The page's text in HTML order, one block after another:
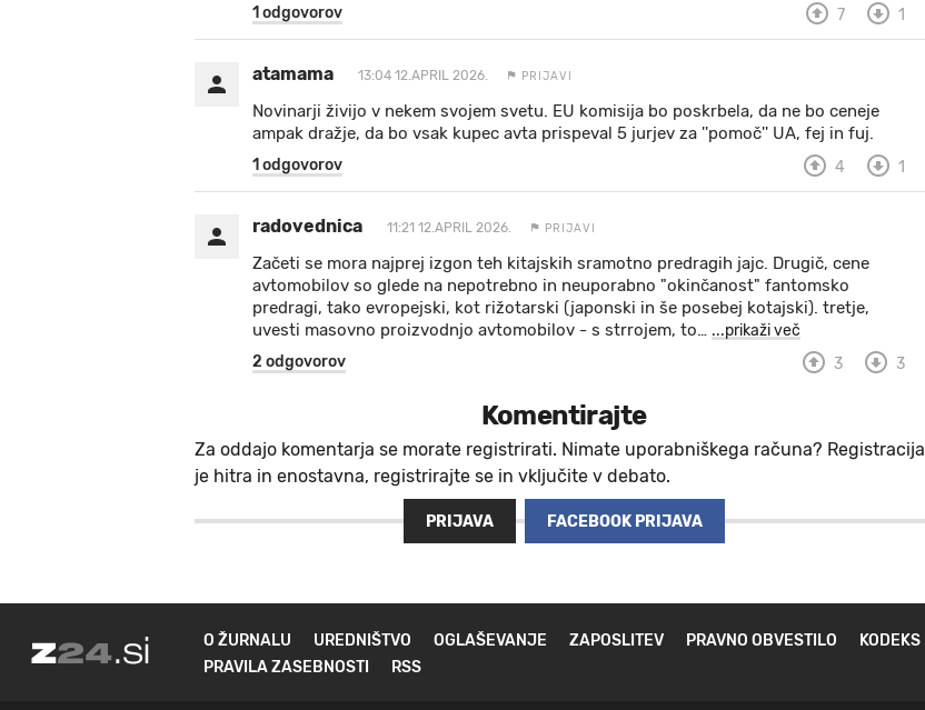
1 odgovorov 7 1
atamama 13:04 12.APRIL 2026. PRIJAVI
Novinarji živijo v nekem svojem svetu. EU komisija bo poskrbela, da ne bo ceneje
ampak dražje, da bo vsak kupec avta prispeval 5 jurjev za ''pomoč'' UA, fej in fuj.
1 odgovorov 4 1
radovednica 11:21 12.APRIL 2026. PRIJAVI
Začeti se mora najprej izgon teh kitajskih sramotno predragih jajc. Drugič, cene
avtomobilov so glede na nepotrebno in neuporabno "okinčanost" fantomsko
predragi, tako evropejski, kot rižotarski (japonski in še posebej kotajski). tretje,
uvesti masovno proizvodnjo avtomobilov - s strrojem, to… ...prikaži več
2 odgovorov
3 3
Komentirajte
Za oddajo komentarja se morate registrirati. Nimate uporabniškega računa? Registracija
je hitra in enostavna, registrirajte se in vključite v debato.
PRIJAVA FACEBOOK PRIJAVA
O ŽURNALU UREDNIŠTVO OGLAŠEVANJE ZAPOSLITEV PRAVNO OBVESTILO KODEKS
PRAVILA ZASEBNOSTI
RSS